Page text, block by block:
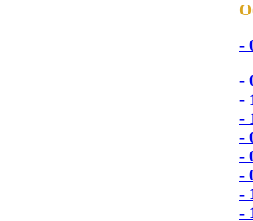
-
-
-
-
-
-
-
-
-